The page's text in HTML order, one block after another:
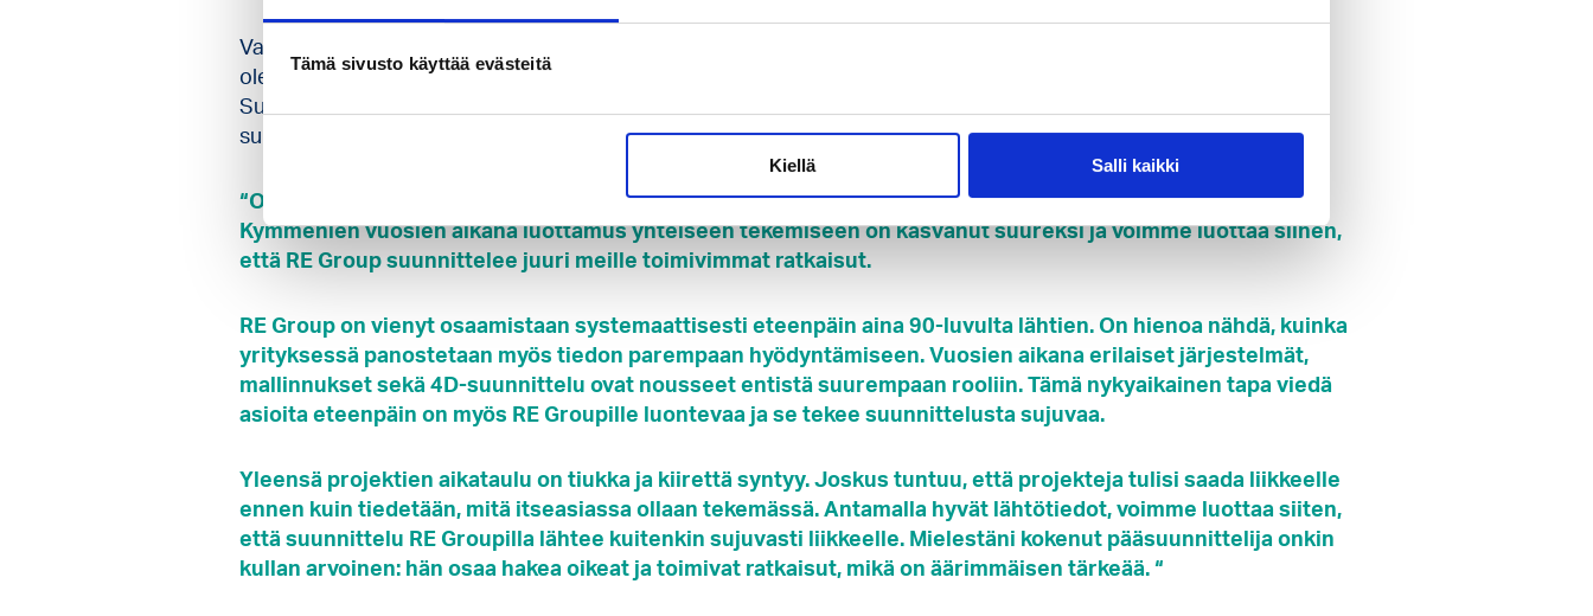
Tämä sivusto käyttää evästeitä
Kiellä Salli kaikki
Valio Oy on vuonna 1905 perustettu suomalainen meijeri ja ruokatalo. RE Groupin pitkäaikaisena kumppanina
olemme päässeet toteuttamaan lukuisia suunnitteluprojekteja kaikille tarjoamillemme
Suomen. Viimeisin suuri projektimme on ollut
suunnittelemme Valiolle jatkuvasti pienempiä investointeja sekä ylläpitoprojekteja.
“Olemme tehneet yhteistyötä RE Groupin kanssa menestyksekkäästi jo yrityksen perustamisesta lähtien.
Kymmenien vuosien aikana luottamus yhteiseen tekemiseen on kasvanut suureksi ja voimme luottaa siihen,
että RE Group suunnittelee juuri meille toimivimmat ratkaisut.
RE Group on vienyt osaamistaan systemaattisesti eteenpäin aina 90-luvulta lähtien. On hienoa nähdä, kuinka
yrityksessä panostetaan myös tiedon parempaan hyödyntämiseen. Vuosien aikana erilaiset järjestelmät,
mallinnukset sekä 4D-suunnittelu ovat nousseet entistä suurempaan rooliin. Tämä nykyaikainen tapa viedä
asioita eteenpäin on myös RE Groupille luontevaa ja se tekee suunnittelusta sujuvaa.
Yleensä projektien aikataulu on tiukka ja kiirettä syntyy. Joskus tuntuu, että projekteja tulisi saada liikkeelle
ennen kuin tiedetään, mitä itseasiassa ollaan tekemässä. Antamalla hyvät lähtötiedot, voimme luottaa siiten,
että suunnittelu RE Groupilla lähtee kuitenkin sujuvasti liikkeelle. Mielestäni kokenut pääsuunnittelija onkin
kullan arvoinen: hän osaa hakea oikeat ja toimivat ratkaisut, mikä on äärimmäisen tärkeää. “